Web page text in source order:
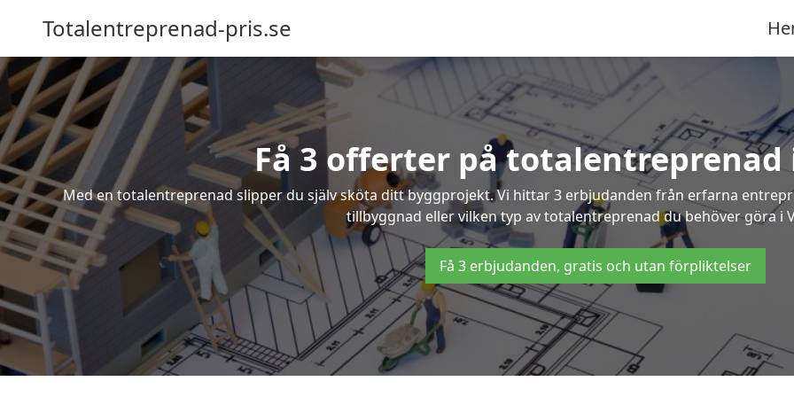
Totalentreprenad-pris.se
Få 3 offerter på totalentreprenad
Med en totalentreprenad slipper du själv sköta ditt byggprojekt. Vi hittar 3 erbjudanden från erfarna
tillbyggnad eller vilken typ av totalentreprenad du behöver göra i
Få 3 erbjudanden, gratis och utan förpliktelser